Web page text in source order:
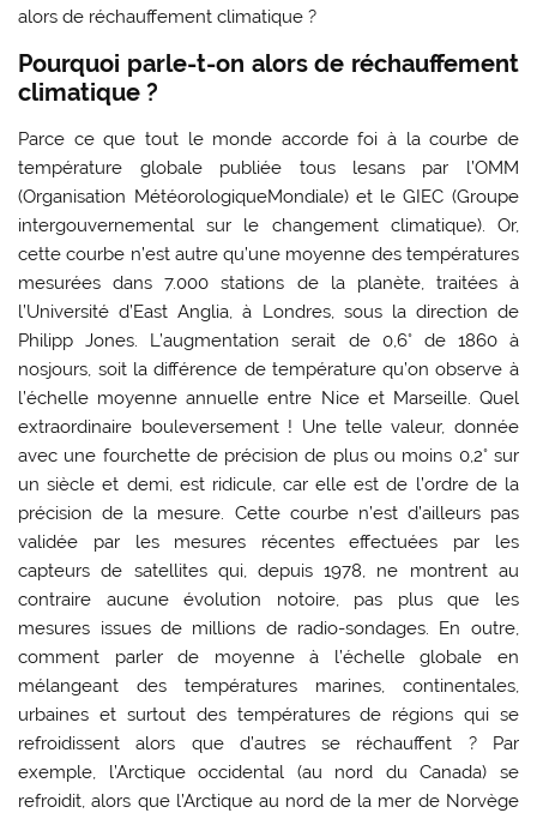
alors de réchauffement climatique ?
Pourquoi parle-t-on alors de réchauffement
climatique ?
Parce ce que tout le monde accorde foi à la courbe de
température globale publiée tous lesans par l’OMM
(Organisation MétéorologiqueMondiale) et le GIEC (Groupe
intergouvernemental sur le changement climatique). Or,
cette courbe n’est autre qu’une moyenne des températures
mesurées dans 7.000 stations de la planète, traitées à
l’Université d’East Anglia, à Londres, sous la direction de
Philipp Jones. L’augmentation serait de 0,6° de 1860 à
nosjours, soit la différence de température qu’on observe à
l’échelle moyenne annuelle entre Nice et Marseille. Quel
extraordinaire bouleversement ! Une telle valeur, donnée
avec une fourchette de précision de plus ou moins 0,2° sur
un siècle et demi, est ridicule, car elle est de l’ordre de la
précision de la mesure. Cette courbe n’est d’ailleurs pas
validée par les mesures récentes effectuées par les
capteurs de satellites qui, depuis 1978, ne montrent au
contraire aucune évolution notoire, pas plus que les
mesures issues de millions de radio-sondages. En outre,
comment parler de moyenne à l’échelle globale en
mélangeant des températures marines, continentales,
urbaines et surtout des températures de régions qui se
refroidissent alors que d’autres se réchauffent ? Par
exemple, l’Arctique occidental (au nord du Canada) se
refroidit, alors que l’Arctique au nord de la mer de Norvège